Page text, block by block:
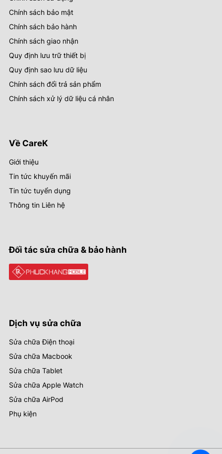
Chính sách bảo mật
Chính sách bảo hành
Chính sách giao nhận
Quy định lưu trữ thiết bị
Quy định sao lưu dữ liệu
Chính sách đổi trả sản phẩm
Chính sách xử lý dữ liệu cá nhân
Về CareK
Giới thiệu
Tin tức khuyến mãi
Tin tức tuyển dụng
Thông tin Liên hệ
Đối tác sửa chữa & bảo hành
Dịch vụ sửa chữa
Sửa chữa Điện thoại
Sửa chữa Macbook
Sửa chữa Tablet
Sửa chữa Apple Watch
Sửa chữa AirPod
Phụ kiện